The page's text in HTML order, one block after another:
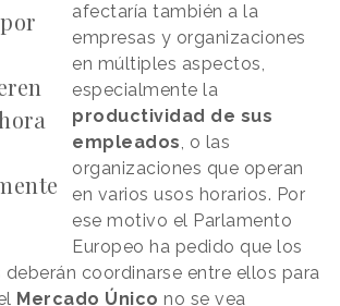
afectaría también a la
empresas y organizaciones
en múltiples aspectos,
especialmente la
productividad de sus
empleados, o las
organizaciones que operan
en varios usos horarios. Por
ese motivo el Parlamento
Europeo ha pedido que los
coordinarse entre ellos para
Mercado Único no se vea